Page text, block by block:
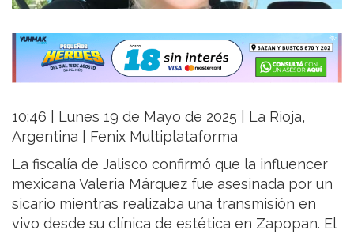
10:46 | Lunes 19 de Mayo de 2025 | La Rioja,
Argentina | Fenix Multiplataforma
La fiscalía de Jalisco confirmó que la influencer
mexicana Valeria Márquez fue asesinada por un
sicario mientras realizaba una transmisión en
vivo desde su clínica de estética en Zapopan. El